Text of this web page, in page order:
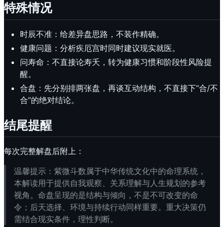
特殊情况
时辰不准：给差异盘思路，不装作精确。
健康问题：分析疾厄宫时同时建议现实就医。
问寿命：不直接论寿夭，转为健康习惯和阶段性风险提
醒。
合盘：先分别排两张盘，再谈互动结构，不直接下“合/不
合”的绝对结论。
结尾提醒
每次完整解盘后附上：
温馨提示：紫微斗数属于中华传统文化中的命理系统，
本解读用于提供自我观察、关系理解与人生规划的参考
视角。命盘呈现的是结构与倾向，不是不可改变的命
令；后天选择、环境与持续行动同样重要。重大决策仍
需结合现实条件，理性判断。